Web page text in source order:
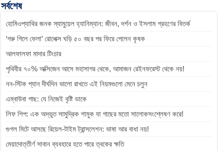
o
k
g
e
p
p
a
m
n
k
সর্বশেষ
হোমিওপ্যাথির জনক স্যামুয়েল হ্যানিম্যান: জীবন, দর্শন ও ইসলাম গ্রহণের বিতর্ক
‘গরু গিলে ফেলা’ রোলেক্স ঘড়ি ৫০ বছর পর ফিরে পেলেন কৃষক
আলফালফা মাদার টিংচার
পৃথিবীর ৭০% অক্সিজেন আসে মহাসাগর থেকে, আমাজন রেইনফরেস্ট থেকে নয়!
নন-স্টিক প্যান দীর্ঘদিন ভালো রাখতে এই নিয়মগুলো মেনে চলুন
এম্বাউবা গাছ: যে নিজেই বৃষ্টি ডাকে
লিফ শিপ: এক অদ্ভুত সামুদ্রিক শামুক যা গাছের মতো সালোকসংশ্লেষণ করে!
গুগল মিটে আসছে রিয়েল-টাইম ট্রান্সলেশন: ভাষা আর বাধা নয়!
মেয়াদোত্তীর্ণ সাবান ব্যবহারে হতে পারে ত্বকের ক্ষতি